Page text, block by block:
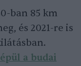
ban 85 km
és 2021-re is
a budai